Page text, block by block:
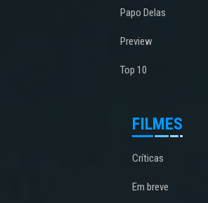
Papo Delas
Preview
Top 10
FILMES
Críticas
Em breve